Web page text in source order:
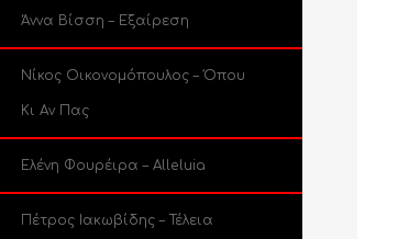
Άννα Βίσση – Εξαίρεση
Νίκος Οικονομόπουλος – Όπου
Κι Αν Πας
Ελένη Φουρέιρα – Alleluia
Πέτρος Ιακωβίδης – Τέλεια